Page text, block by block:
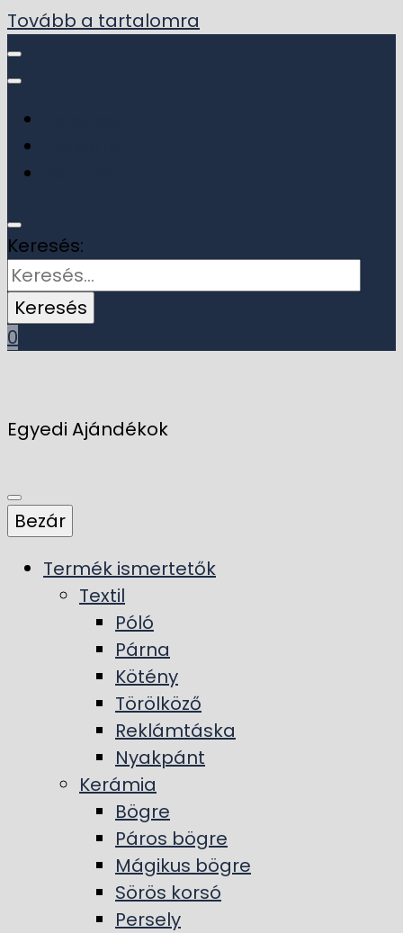
Tovább a tartalomra
Keresés:
0
Egyedi Ajándékok
Bezár
Termék ismertetők
Textil
Póló
Párna
Kötény
Törölköző
Reklámtáska
Nyakpánt
Kerámia
Bögre
Páros bögre
Mágikus bögre
Sörös korsó
Persely